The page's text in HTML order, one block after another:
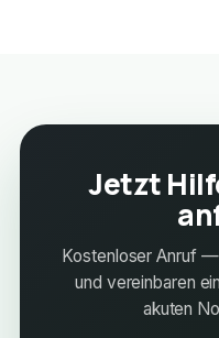
Jetzt
Kostenloser Anruf
und vereinbaren
akuten